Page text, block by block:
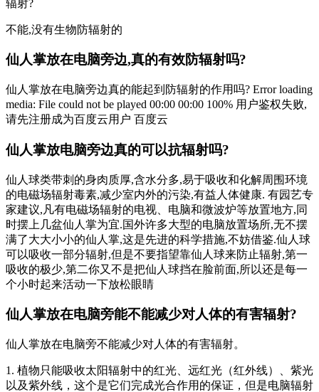
不能,没有生物防辐射的
仙人掌放在电脑旁边,真的有效防辐射吗?
仙人掌放在电脑旁边真的能起到防辐射的作用吗? Error loading
media: File could not be played 00:00 00:00 100% 用户鉴权失败,
请先注册成为百度云用户 百度云
仙人掌放电脑旁边真的可以抗辐射吗?
仙人球类带刺的身肉质厚,含水分多,易于吸收和化解周围环境
的电磁场辐射毒素,减少室内外的污染,有益人体健康. 有园艺专
家建议,凡有电磁场辐射的电视、电脑和微波炉等放置地方,同
时摆上几盆仙人掌为宜.国外许多大型的电脑放置场所,无不摆
满了大大小小的仙人掌,这是先进的科学措施,不妨借鉴.仙人球
可以吸收一部分辐射,但是不要指望靠仙人球来防止辐射,第一
吸收的极少,第二你又不是把仙人球挡在脸前面,所以还是每一
个小时起来活动一下放松眼睛
仙人掌放在电脑旁能不能减少对人体的有害辐射?
仙人掌放在电脑旁不能减少对人体的有害辐射。
1. 植物只能吸收太阳辐射中的红光、远红光（红外线）、紫光
以及紫外线，这个是它们完成光合作用的保证，但是电脑辐射